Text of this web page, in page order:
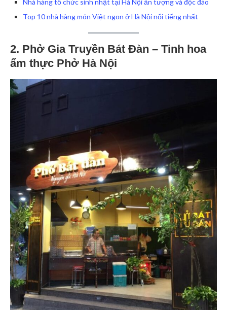
Top 10 nhà hàng món Việt ngon ở Hà Nội nổi tiếng nhất
2. Phở Gia Truyền Bát Đàn – Tinh hoa
ẩm thực Phở Hà Nội